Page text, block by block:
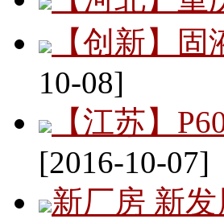
【创新】
10-08]
【江苏】
[2016-10-07]
新厂房 新